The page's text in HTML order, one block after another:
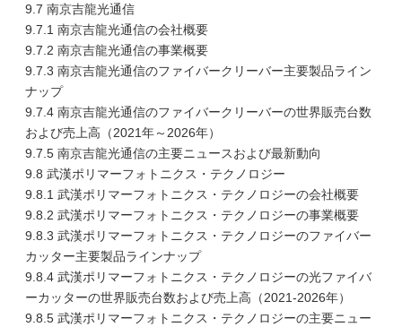
9.7 南京吉龍光通信
9.7.1 南京吉龍光通信の会社概要
9.7.2 南京吉龍光通信の事業概要
9.7.3 南京吉龍光通信のファイバークリーバー主要製品ライン
ナップ
9.7.4 南京吉龍光通信のファイバークリーバーの世界販売台数
および売上高（2021年～2026年）
9.7.5 南京吉龍光通信の主要ニュースおよび最新動向
9.8 武漢ポリマーフォトニクス・テクノロジー
9.8.1 武漢ポリマーフォトニクス・テクノロジーの会社概要
9.8.2 武漢ポリマーフォトニクス・テクノロジーの事業概要
9.8.3 武漢ポリマーフォトニクス・テクノロジーのファイバー
カッター主要製品ラインナップ
9.8.4 武漢ポリマーフォトニクス・テクノロジーの光ファイバ
ーカッターの世界販売台数および売上高（2021-2026年）
9.8.5 武漢ポリマーフォトニクス・テクノロジーの主要ニュー